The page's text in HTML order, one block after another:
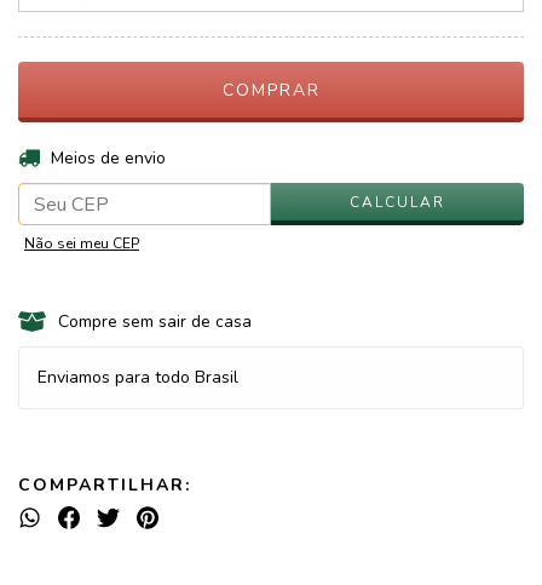
Entregas para o CEP:
Meios de envio
CALCULAR
Não sei meu CEP
Compre sem sair de casa
Enviamos para todo Brasil
COMPARTILHAR: